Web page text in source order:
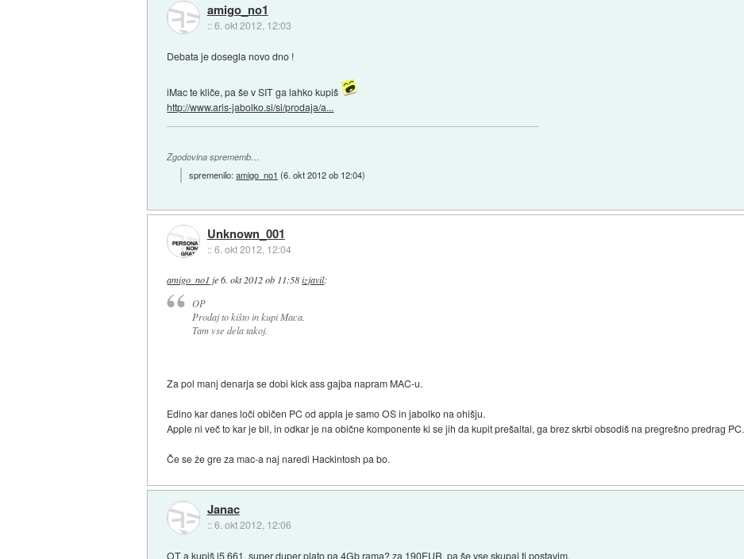
amigo_no1
::6. okt 2012, 12:03
Debata je dosegla novo dno !
iMac te kliče, pa še v SIT ga lahko kupiš
http://www.aris-jabolko.si/si/prodaja/a...
Zgodovina sprememb…
spremenilo:amigo_no1 (6. okt 2012 ob 12:04)
Unknown_001
::6. okt 2012, 12:04
amigo_no1 je6. okt 2012 ob 11:58 izjavil:
OP
Prodaj to kišto in kupi Maca.
Tam vse dela takoj.
Za pol manj denarja se dobi kick ass gajba napram MAC-u.
Edino kar danes loči običen PC od appla je samo OS in jabolko na ohišju.
Apple ni več to kar je bil, in odkar je na obične komponente ki se jih da kupit prešaltal, ga brez skrbi obsodiš na pregrešno predrag PC.
Če se že gre za mac-a naj naredi Hackintosh pa bo.
Janac
::6. okt 2012, 12:06
OT a kupiš i5 661, super duper plato pa 4Gb rama? za 190EUR, pa še vse skupaj ti postavim.